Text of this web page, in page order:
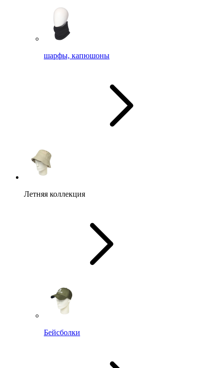
шарфы, капюшоны
Летняя коллекция
Бейсболки